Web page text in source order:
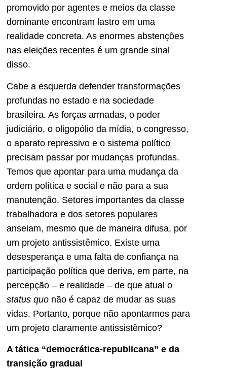
promovido por agentes e meios da classe
dominante encontram lastro em uma
realidade concreta. As enormes abstenções
nas eleições recentes é um grande sinal
disso.
Cabe a esquerda defender transformações
profundas no estado e na sociedade
brasileira. As forças armadas, o poder
judiciário, o oligopólio da mídia, o congresso,
o aparato repressivo e o sistema político
precisam passar por mudanças profundas.
Temos que apontar para uma mudança da
ordem política e social e não para a sua
manutenção. Setores importantes da classe
trabalhadora e dos setores populares
anseiam, mesmo que de maneira difusa, por
um projeto antissistêmico. Existe uma
desesperança e uma falta de confiança na
participação política que deriva, em parte, na
percepção – e realidade – de que atual o
status quo não é capaz de mudar as suas
vidas. Portanto, porque não apontarmos para
um projeto claramente antissistêmico?
A tática “democrática-republicana” e da
transição gradual